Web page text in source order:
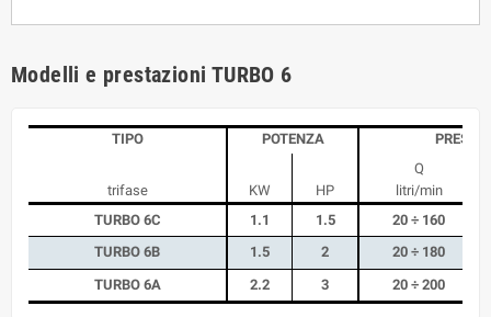
Modelli e prestazioni TURBO 6
TIPO
trifase
TURBO 6C
TURBO 6B
TURBO 6A
POTENZA
KW
HP
1.1
1.5
1.5
2
2.2
3
Q
litri/min
20 ÷ 160
20 ÷ 180
20 ÷ 200